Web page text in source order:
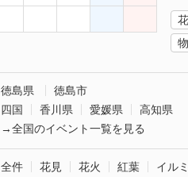
徳島県
徳島市
四国
香川県 愛媛県
高知県
→全国のイベント一覧を見る
全件 花見 花火 紅葉 イル